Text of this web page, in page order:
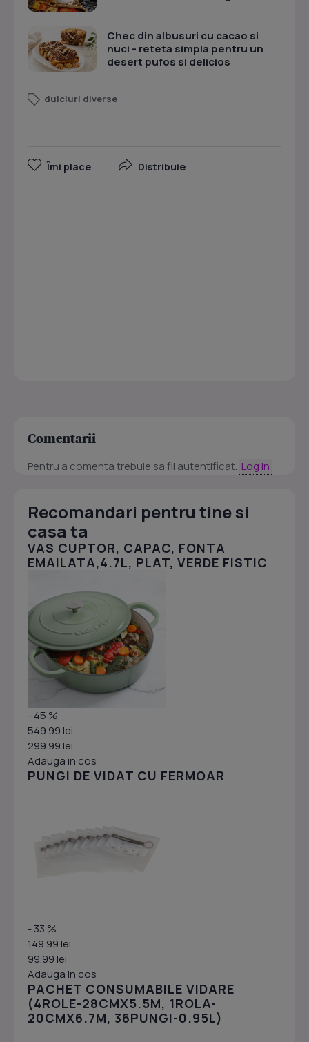
Chec din albusuri cu cacao si
nuci - reteta simpla pentru un
desert pufos si delicios
dulciuri diverse
Îmi place Distribuie
Comentarii
Pentru a comenta trebuie sa fii autentificat. Log in
Recomandari pentru tine si
casa ta
VAS CUPTOR, CAPAC, FONTA
EMAILATA,4.7L, PLAT, VERDE FISTIC
- 45 %
549.99 lei
299.99 lei
Adauga in cos
PUNGI DE VIDAT CU FERMOAR
- 33 %
149.99 lei
99.99 lei
Adauga in cos
PACHET CONSUMABILE VIDARE
(4ROLE-28CMX5.5M, 1ROLA-
20CMX6.7M, 36PUNGI-0.95L)